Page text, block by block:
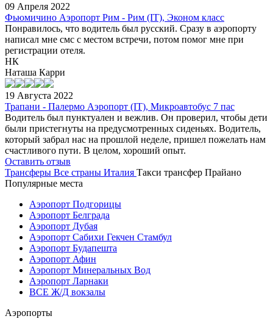
09 Апреля 2022
Фьюмичино Аэропорт Рим - Рим (IT), Эконом класс
Понравилось, что водитель был русский. Сразу в аэропорту
написал мне смс с местом встречи, потом помог мне при
регистрации отеля.
НК
Наташа Карри
19 Августа 2022
Трапани - Палермо Аэропорт (IT), Микроавтобус 7 пас
Водитель был пунктуален и вежлив. Он проверил, чтобы дети
были пристегнуты на предусмотренных сиденьях. Водитель,
который забрал нас на прошлой неделе, пришел пожелать нам
счастливого пути. В целом, хороший опыт.
Оставить отзыв
Трансферы Все страны Италия Такси трансфер Прайано
Популярные места
Аэропорт Подгорицы
Аэропорт Белграда
Аэропорт Дубая
Аэропорт Сабихи Гекчен Стамбул
Аэропорт Будапешта
Аэропорт Афин
Аэропорт Минеральных Вод
Аэропорт Ларнаки
ВСЕ Ж/Д вокзалы
Аэропорты